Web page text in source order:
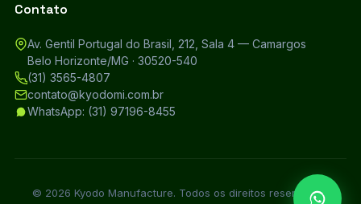
Contato
Av. Gentil Portugal do Brasil, 212, Sala 4 — Camargos
Belo Horizonte/MG · 30520-540
(31) 3565-4807
contato@kyodomi.com.br
WhatsApp: (31) 97196-8455
© 2026 Kyodo Manufacture. Todos os direitos reservados.